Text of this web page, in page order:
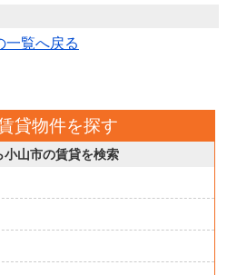
一覧へ戻る
貸物件を探す
小山市の賃貸を検索